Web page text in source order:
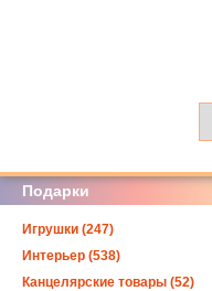
Подарки
Игрушки (247)
Интерьер (538)
Канцелярские товары (52)